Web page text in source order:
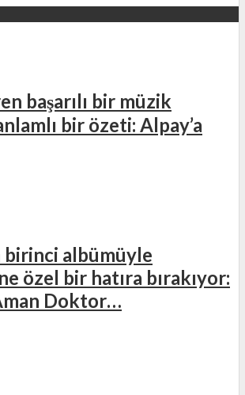
başarılı bir müzik
bir özeti: Alpay’a
birinci albümüyle
özel bir hatıra bırakıyor:
Doktor…